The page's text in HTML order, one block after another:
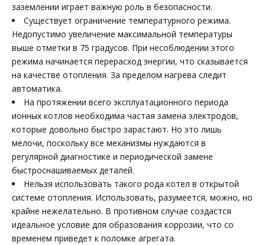
заземлении играет важную роль в безопасности.
Существует ограничение температурного режима.
Недопустимо увеличение максимальной температуры
выше отметки в 75 градусов. При несоблюдении этого
режима начинается перерасход энергии, что сказывается
на качестве отопления. За пределом нагрева следит
автоматика.
На протяжении всего эксплуатационного периода
ионных котлов необходима частая замена электродов,
которые довольно быстро зарастают. Но это лишь
мелочи, поскольку все механизмы нуждаются в
регулярной диагностике и периодической замене
быстроснашиваемых деталей.
Нельзя использовать такого рода котел в открытой
системе отопления. Использовать, разумеется, можно, но
крайне нежелательно. В противном случае создастся
идеальное условие для образования коррозии, что со
временем приведет к поломке агрегата.